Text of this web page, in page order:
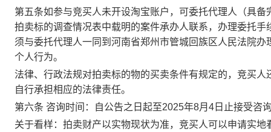
第五条如参与竞买人未开设淘宝账户，可委托代理人（具备
拍卖标的调查情况表中载明的案件承办人联系， 办理委托手
须与委托代理人一同到 河南省郑州市管城回族区人民法院办
个人行为。
法律、行政法规对拍卖标的物的买卖条件有规定的，竞买
自行承担相应的法律责任。
第六条 咨询时间：自公告之日起至2025年8月 4 日止接受咨
关于看样：拍卖财产以实物现状为准，竞买人可以申请实地